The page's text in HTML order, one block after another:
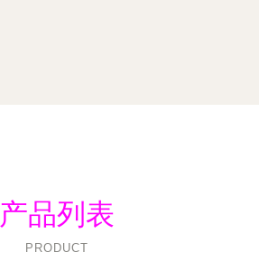
产品列表
PRODUCT